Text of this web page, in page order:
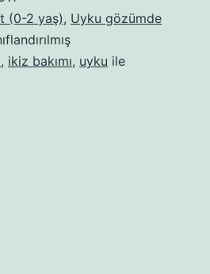
(0-2 yaş), Uyku gözümde
, ikiz bakımı, uyku ile